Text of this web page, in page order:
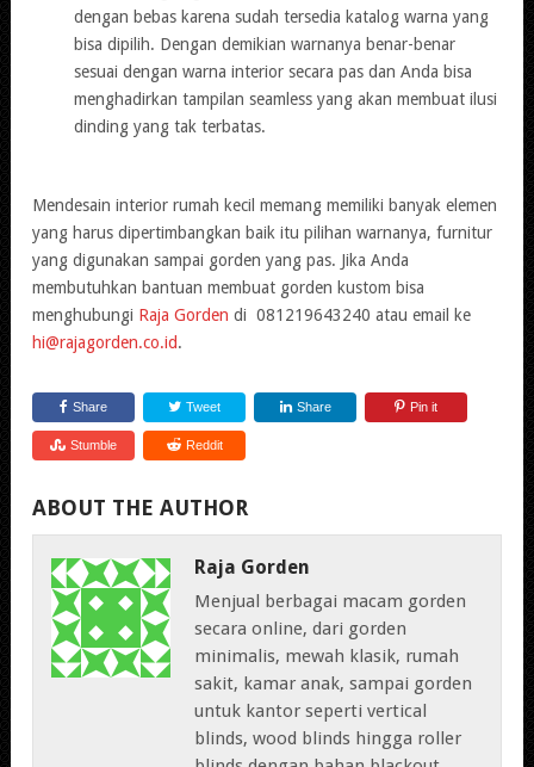
dengan bebas karena sudah tersedia katalog warna yang
bisa dipilih. Dengan demikian warnanya benar-benar
sesuai dengan warna interior secara pas dan Anda bisa
menghadirkan tampilan seamless yang akan membuat ilusi
dinding yang tak terbatas.
Mendesain interior rumah kecil memang memiliki banyak elemen
yang harus dipertimbangkan baik itu pilihan warnanya, furnitur
yang digunakan sampai gorden yang pas. Jika Anda
membutuhkan bantuan membuat gorden kustom bisa
menghubungi Raja Gorden di 081219643240 atau email ke
hi@rajagorden.co.id.
Share Tweet Share Pin it
Stumble Reddit
ABOUT THE AUTHOR
Raja Gorden
Menjual berbagai macam gorden
secara online, dari gorden
minimalis, mewah klasik, rumah
sakit, kamar anak, sampai gorden
untuk kantor seperti vertical
blinds, wood blinds hingga roller